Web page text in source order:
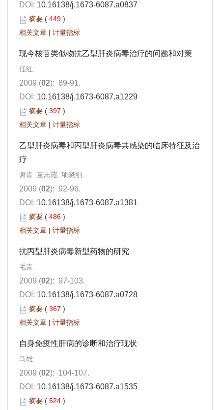
DOI: 10.16138/j.1673-6087.a0837
摘要 ( 449 )
相关文章 | 计量指标
现今核苷类似物抗乙型肝炎病毒治疗的问题和对策
任红,
2009 (02): 89-91.
DOI: 10.16138/j.1673-6087.a1229
摘要 ( 397 )
相关文章 | 计量指标
乙型肝炎病毒和丙型肝炎病毒共感染的临床特征及治
疗
谢青, 董志霞, 项晓刚,
2009 (02): 92-96.
DOI: 10.16138/j.1673-6087.a1381
摘要 ( 486 )
相关文章 | 计量指标
抗丙型肝炎病毒新型药物的研究
毛青,
2009 (02): 97-103.
DOI: 10.16138/j.1673-6087.a0728
摘要 ( 367 )
相关文章 | 计量指标
自身免疫性肝病的诊断和治疗现状
马雄,
2009 (02): 104-107.
DOI: 10.16138/j.1673-6087.a1535
摘要 ( 524 )